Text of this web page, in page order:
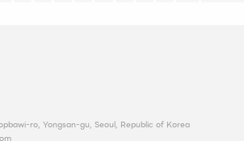
ro, Yongsan-gu, Seoul, Republic of Korea